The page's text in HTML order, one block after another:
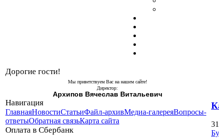
Дорогие гости!
Мы приветствуем Вас на нашем сайте!
Директор:
Архипов Вячеслав Витальевич
Навигация
ГлавнаяНовостиСтатьиФайл-архивМедиа-галереяВопросы-
ответыОбратная связьКарта сайта
Оплата в Сбербанк